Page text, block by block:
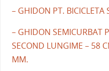
– GHIDON PT. BICICLETA
– GHIDON SEMICURBAT
SECOND LUNGIME – 58
MM.